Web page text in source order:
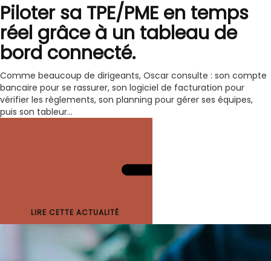
Piloter sa TPE/PME en temps
réel grâce à un tableau de
bord connecté.
Comme beaucoup de dirigeants, Oscar consulte : son compte
bancaire pour se rassurer, son logiciel de facturation pour
vérifier les règlements, son planning pour gérer ses équipes,
puis son tableur...
LIRE CETTE ACTUALITÉ